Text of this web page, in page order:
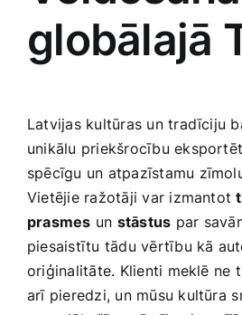
globālajā‍
Latvijas kultūras un tradīciju
unikālu‌ priekšrocību
spēcīgu un atpazīstamu
Vietējie ražotāji var izmantot
prasmes un stāstus par
piesaistītu tādu vērtību kā
oriģinalitāte. Klienti meklē ne
arī pieredzi, un‍ mūsu kultūra